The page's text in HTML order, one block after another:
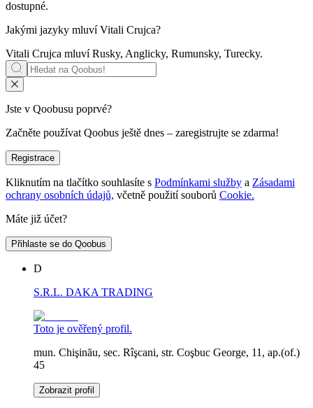
dostupné.
Jakými jazyky mluvíVitali Crujca?
Vitali Crujca mluvíRusky, Anglicky, Rumunsky, Turecky.
Jste v Qoobusu poprvé?
Začněte používat Qoobus ještě dnes – zaregistrujte se zdarma!
Registrace
Kliknutím na tlačítko souhlasíte s Podmínkami služby a Zásadami
ochrany osobních údajů, včetně použití souborů Cookie.
Máte již účet?
Přihlaste se do Qoobus
D
S.R.L. DAKA TRADING
Toto je ověřený profil.
mun. Chişinău, sec. Rîşcani, str. Coşbuc George, 11, ap.(of.)
45
Zobrazit profil